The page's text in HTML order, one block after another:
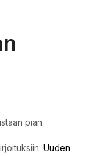
pian.
Uuden